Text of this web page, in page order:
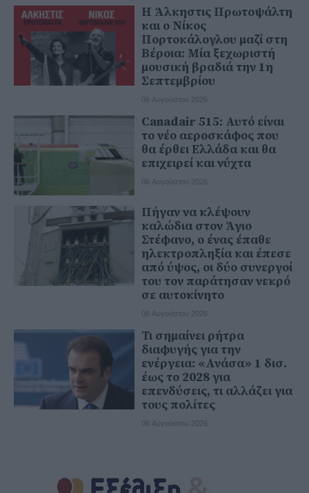
Η Άλκηστις Πρωτοψάλτη
και ο Νίκος
Πορτοκάλογλου μαζί στη
Βέροια: Μία ξεχωριστή
μουσική βραδιά την 1η
Σεπτεμβρίου
06 Αυγούστου 2026
Canadair 515: Αυτό είναι
το νέο αεροσκάφος που
θα έρθει Ελλάδα και θα
επιχειρεί και νύχτα
06 Αυγούστου 2026
Πήγαν να κλέψουν
καλώδια στον Άγιο
Στέφανο, ο ένας έπαθε
ηλεκτροπληξία και έπεσε
από ύψος, οι δύο συνεργοί
του τον παράτησαν νεκρό
σε αυτοκίνητο
06 Αυγούστου 2026
Τι σημαίνει ρήτρα
διαφυγής για την
ενέργεια: «Ανάσα» 1 δισ.
έως το 2028 για
επενδύσεις, τι αλλάζει για
τους πολίτες
06 Αυγούστου 2026